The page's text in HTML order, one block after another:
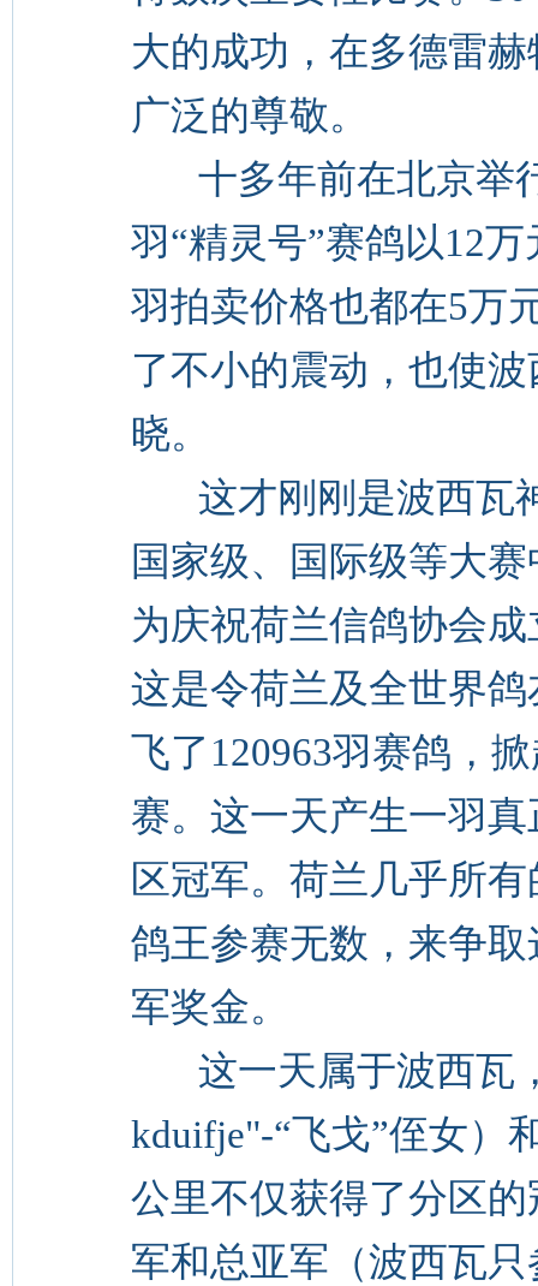
大的成功，在多德雷
广泛的尊敬。
十多年前在北京举
羽“精灵号”赛鸽以12
羽拍卖价格也都在5万
了不小的震动，也使
晓。
这才刚刚是波西瓦
国家级、国际级等大
为庆祝荷兰信鸽协会
这是令荷兰及全世界
飞了120963羽赛鸽，
赛。这一天产生一羽
区冠军。荷兰几乎所
鸽王参赛无数，来争
军奖金。
这一天属于波西瓦
kduifje"-“飞戈”侄女）
公里不仅获得了分区
军和总亚军（波西瓦